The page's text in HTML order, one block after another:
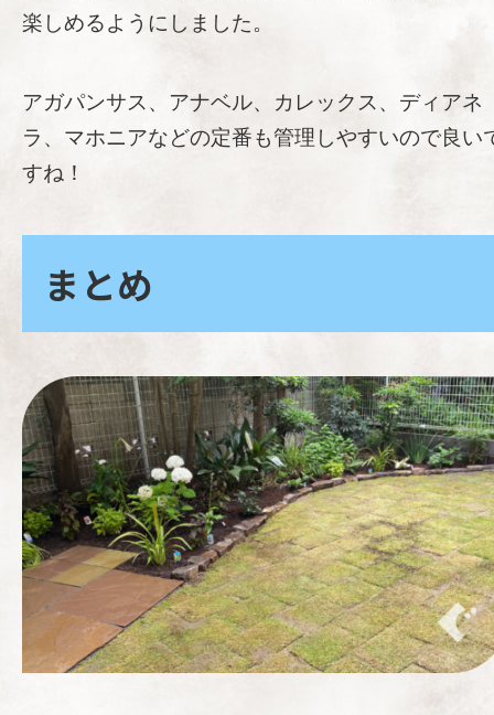
楽しめるようにしました。
アガパンサス、アナベル、カレックス、ディアネ
ラ、マホニアなどの定番も管理しやすいので良い
すね！
まとめ